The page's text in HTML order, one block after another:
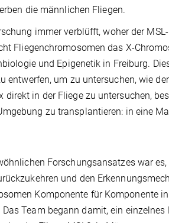
die männlichen Fliegen.
immer verblüfft, woher der
Fliegenchromosomen das X-
und Epigenetik in Freiburg.
entwerfen, um zu untersuchen, wie
in der Fliege zu untersuchen,
zu transplantieren: in eine
Forschungsansatzes war es,
und den
Komponente für Komponente
Team begann damit, ein einzelnes